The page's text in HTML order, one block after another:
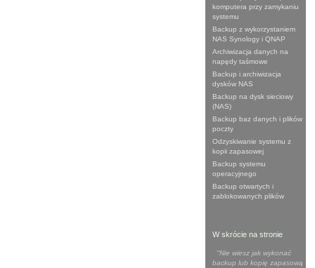
komputera przy zamykaniu
systemu
Backup z wykorzystaniem
NAS Synology i QNAP
Archiwizacja danych na
napędy taśmowe
Backup i archiwizacja
dysków NAS
Backup na dysk sieciowy
(NAS)
Backup baz danych i plików
poczty
Odzyskiwanie systemu z
kopii zapasowej
Backup systemu
operacyjnego
Backup otwartych i
zablokowanych plików
W skrócie na stronie
"Nie wiesz jak wykonać
backup lub kopię zapasową